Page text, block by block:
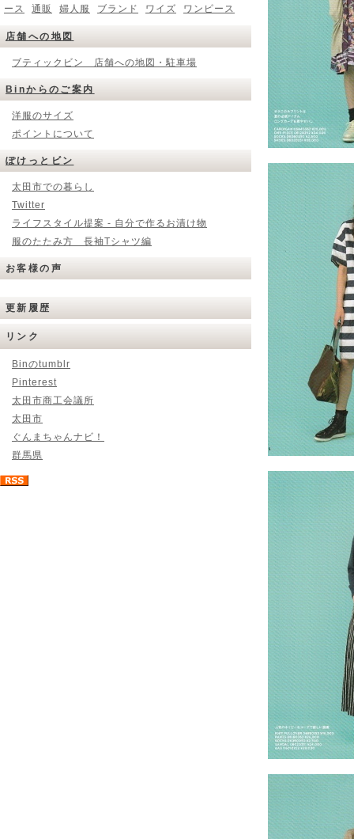
ース
通販 婦人服 ブランド ワイズ ワンピース
店舗への地図
ブティックビン 店舗への地図・駐車場
Binからのご案内
洋服のサイズ
ポイントについて
ぽけっとビン
太田市での暮らし
Twitter
ライフスタイル提案 - 自分で作るお漬け物
服のたたみ方 長袖Tシャツ編
お客様の声
更新履歴
リンク
Binのtumblr
Pinterest
太田市商工会議所
太田市
ぐんまちゃんナビ！
群馬県